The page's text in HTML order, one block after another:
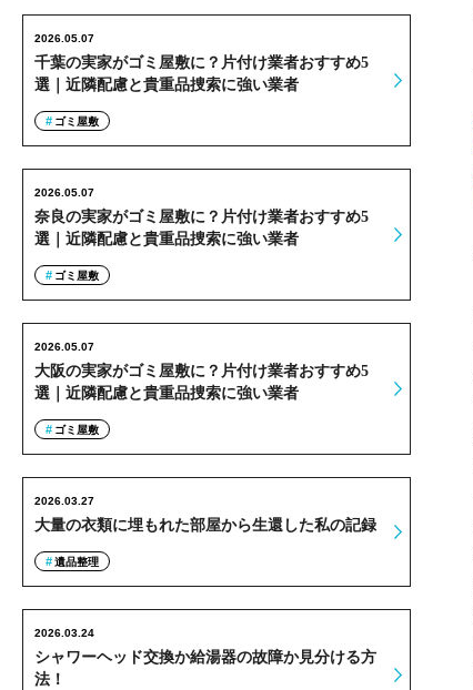
千葉の実家がゴミ屋敷に？片付け業者おすすめ5
選｜近隣配慮と貴重品捜索に強い業者
2026.05.07
ゴミ屋敷
奈良の実家がゴミ屋敷に？片付け業者おすすめ5
選｜近隣配慮と貴重品捜索に強い業者
2026.05.07
ゴミ屋敷
大阪の実家がゴミ屋敷に？片付け業者おすすめ5
選｜近隣配慮と貴重品捜索に強い業者
2026.05.07
ゴミ屋敷
大量の衣類に埋もれた部屋から生還した私の記録
2026.03.27
遺品整理
シャワーヘッド交換か給湯器の故障か見分ける方
法！
2026.03.24